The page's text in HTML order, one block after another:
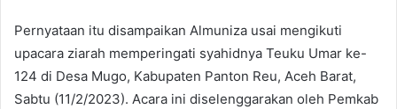
Pernyataan itu disampaikan Almuniza usai mengikuti
upacara ziarah memperingati syahidnya Teuku Umar ke-
124 di Desa Mugo, Kabupaten Panton Reu, Aceh Barat,
Sabtu (11/2/2023). Acara ini diselenggarakan oleh Pemkab